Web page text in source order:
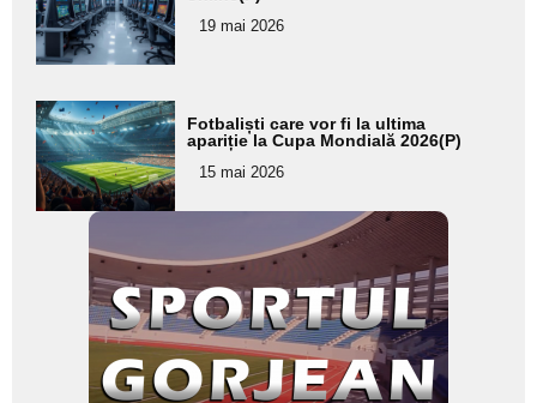
pentru
subtitlu
19 mai 2026
Adaugă
aici textul
pentru
subtitlu
Fotbaliști care vor fi la ultima
apariție la Cupa Mondială 2026(P)
15 mai 2026